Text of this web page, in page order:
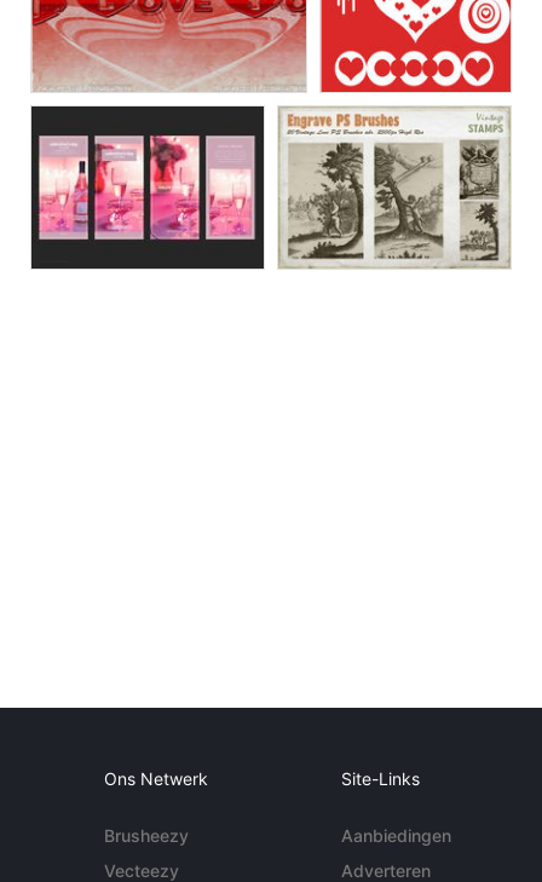
Ons Netwerk
Brusheezy
Vecteezy
Site-Links
Aanbiedingen
Adverteren